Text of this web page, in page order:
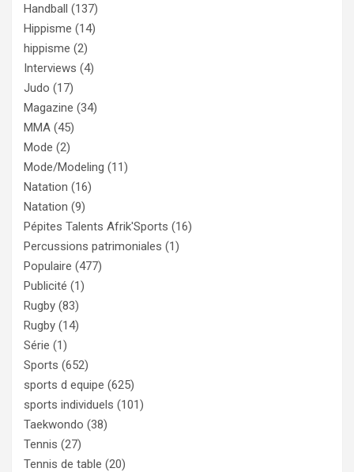
Handball (137)
Hippisme (14)
hippisme (2)
Interviews (4)
Judo (17)
Magazine (34)
MMA (45)
Mode (2)
Mode/Modeling (11)
Natation (16)
Natation (9)
Pépites Talents Afrik'Sports (16)
Percussions patrimoniales (1)
Populaire (477)
Publicité (1)
Rugby (83)
Rugby (14)
Série (1)
Sports (652)
sports d equipe (625)
sports individuels (101)
Taekwondo (38)
Tennis (27)
Tennis de table (20)